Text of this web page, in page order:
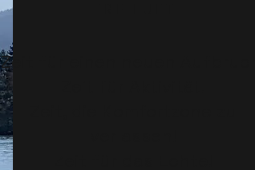
Zeit für einen neuen Aufbruch!